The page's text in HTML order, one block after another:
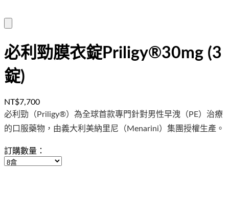
必利勁膜衣錠Priligy®30mg (3
錠)
NT$7,700
必利勁（Priligy®）為全球首款專門針對男性早洩（PE）治療
的口服藥物，由義大利美納里尼（Menarini）集團授權生產。
訂購數量：